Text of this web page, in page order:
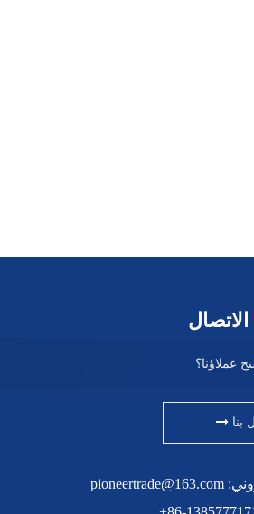
عملاؤنا؟
بنا
pioneertrade@163.com